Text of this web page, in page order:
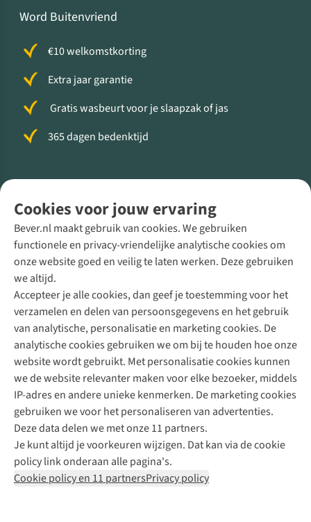
Cookies voor jouw ervaring
Bever.nl maakt gebruik van cookies. We gebruiken
functionele en privacy-vriendelijke analytische cookies om
onze website goed en veilig te laten werken. Deze gebruiken
we altijd.
Accepteer je alle cookies, dan geef je toestemming voor het
verzamelen en delen van persoonsgegevens en het gebruik
van analytische, personalisatie en marketing cookies. De
analytische cookies gebruiken we om bij te houden hoe onze
website wordt gebruikt. Met personalisatie cookies kunnen
we de website relevanter maken voor elke bezoeker, middels
IP-adres en andere unieke kenmerken. De marketing cookies
gebruiken we voor het personaliseren van advertenties.
Deze data delen we met onze 11 partners.
Je kunt altijd je voorkeuren wijzigen. Dat kan via de cookie
policy link onderaan alle pagina's.
Cookie policy en 11 partnersPrivacy policy
Word Buitenvriend
€10 welkomstkorting
Extra jaar garantie
Gratis wasbeurt voor je slaapzak of jas
365 dagen bedenktijd
Direct advies van een Buitenexpert
+31 (0)85 888 50 88
+31 6 12 28 49 80
Contactformulier